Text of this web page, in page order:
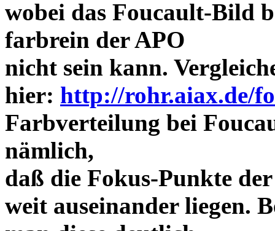
wobei das Foucault-Bild
farbrein der APO
nicht sein kann.
hier: http://rohr.aiax.de/
Farbverteilung bei
nämlich,
daß die Fokus-Punkte
weit auseinander liegen.